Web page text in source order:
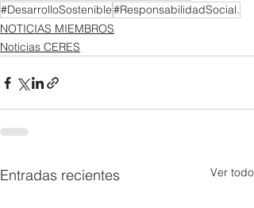
#DesarrolloSostenible#ResponsabilidadSocial.
NOTICIAS MIEMBROS
Noticias CERES
Entradas recientes Ver todo